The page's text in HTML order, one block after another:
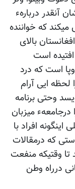
آنقدر دربارهء
که خواننده
بالای
است
است که درد
لحظه ایی آرام
وحتی برنامه
میزبان
افراد با
که درمقالات
تا وقتیکه منفعت
درراه وطن